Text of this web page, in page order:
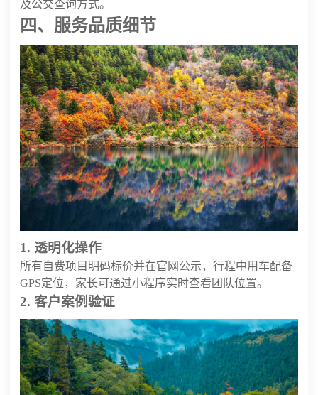
及公交查询方式。
四、服务品质细节
1. 透明化操作
所有自费项目明码标价并在官网公示，行程中用车配备
GPS定位，家长可通过小程序实时查看团队位置。
2. 客户案例验证